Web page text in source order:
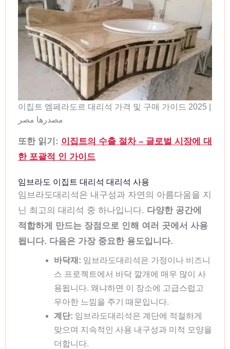
이집트 엠페라도르 대리석 가격 및 구매 가이드 2025 |
مصدرها مصر
또한 읽기: 이집트의 수출 절차 – 글로벌 시장에 대
한 포괄적 인 가이드
임브라도 이집트 대리석 대리석 사용
임브라도대리석은 내구성과 자연의 아름다움을 지
닌 최고의 대리석 중 하나입니다. 다양한 공간에
적합하게 만드는 장점으로 인해 여러 곳에서 사용
됩니다. 다음은 가장 중요한 용도입니다.
바닥재: 임브라도대리석은 가정이나 비즈니
스 프로젝트에서 바닥 깔개에 매우 많이 사
용됩니다. 왜냐하면 이 장소에 고급스럽고
우아한 느낌을 주기 때문입니다.
계단: 임브라도대리석은 계단에 적절하게
맞으며 지속적인 사용 내구성과 미적 모양을
더합니다.